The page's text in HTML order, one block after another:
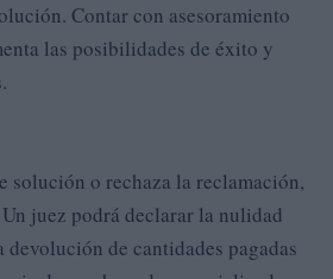
Contar con asesoramiento
las posibilidades de éxito y
solución o rechaza la reclamación,
juez podrá declarar la nulidad
de cantidades pagadas